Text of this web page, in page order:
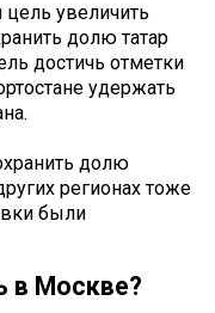
цель увеличить
долю татар
достичь отметки
удержать
долю
регионах тоже
были
в Москве?